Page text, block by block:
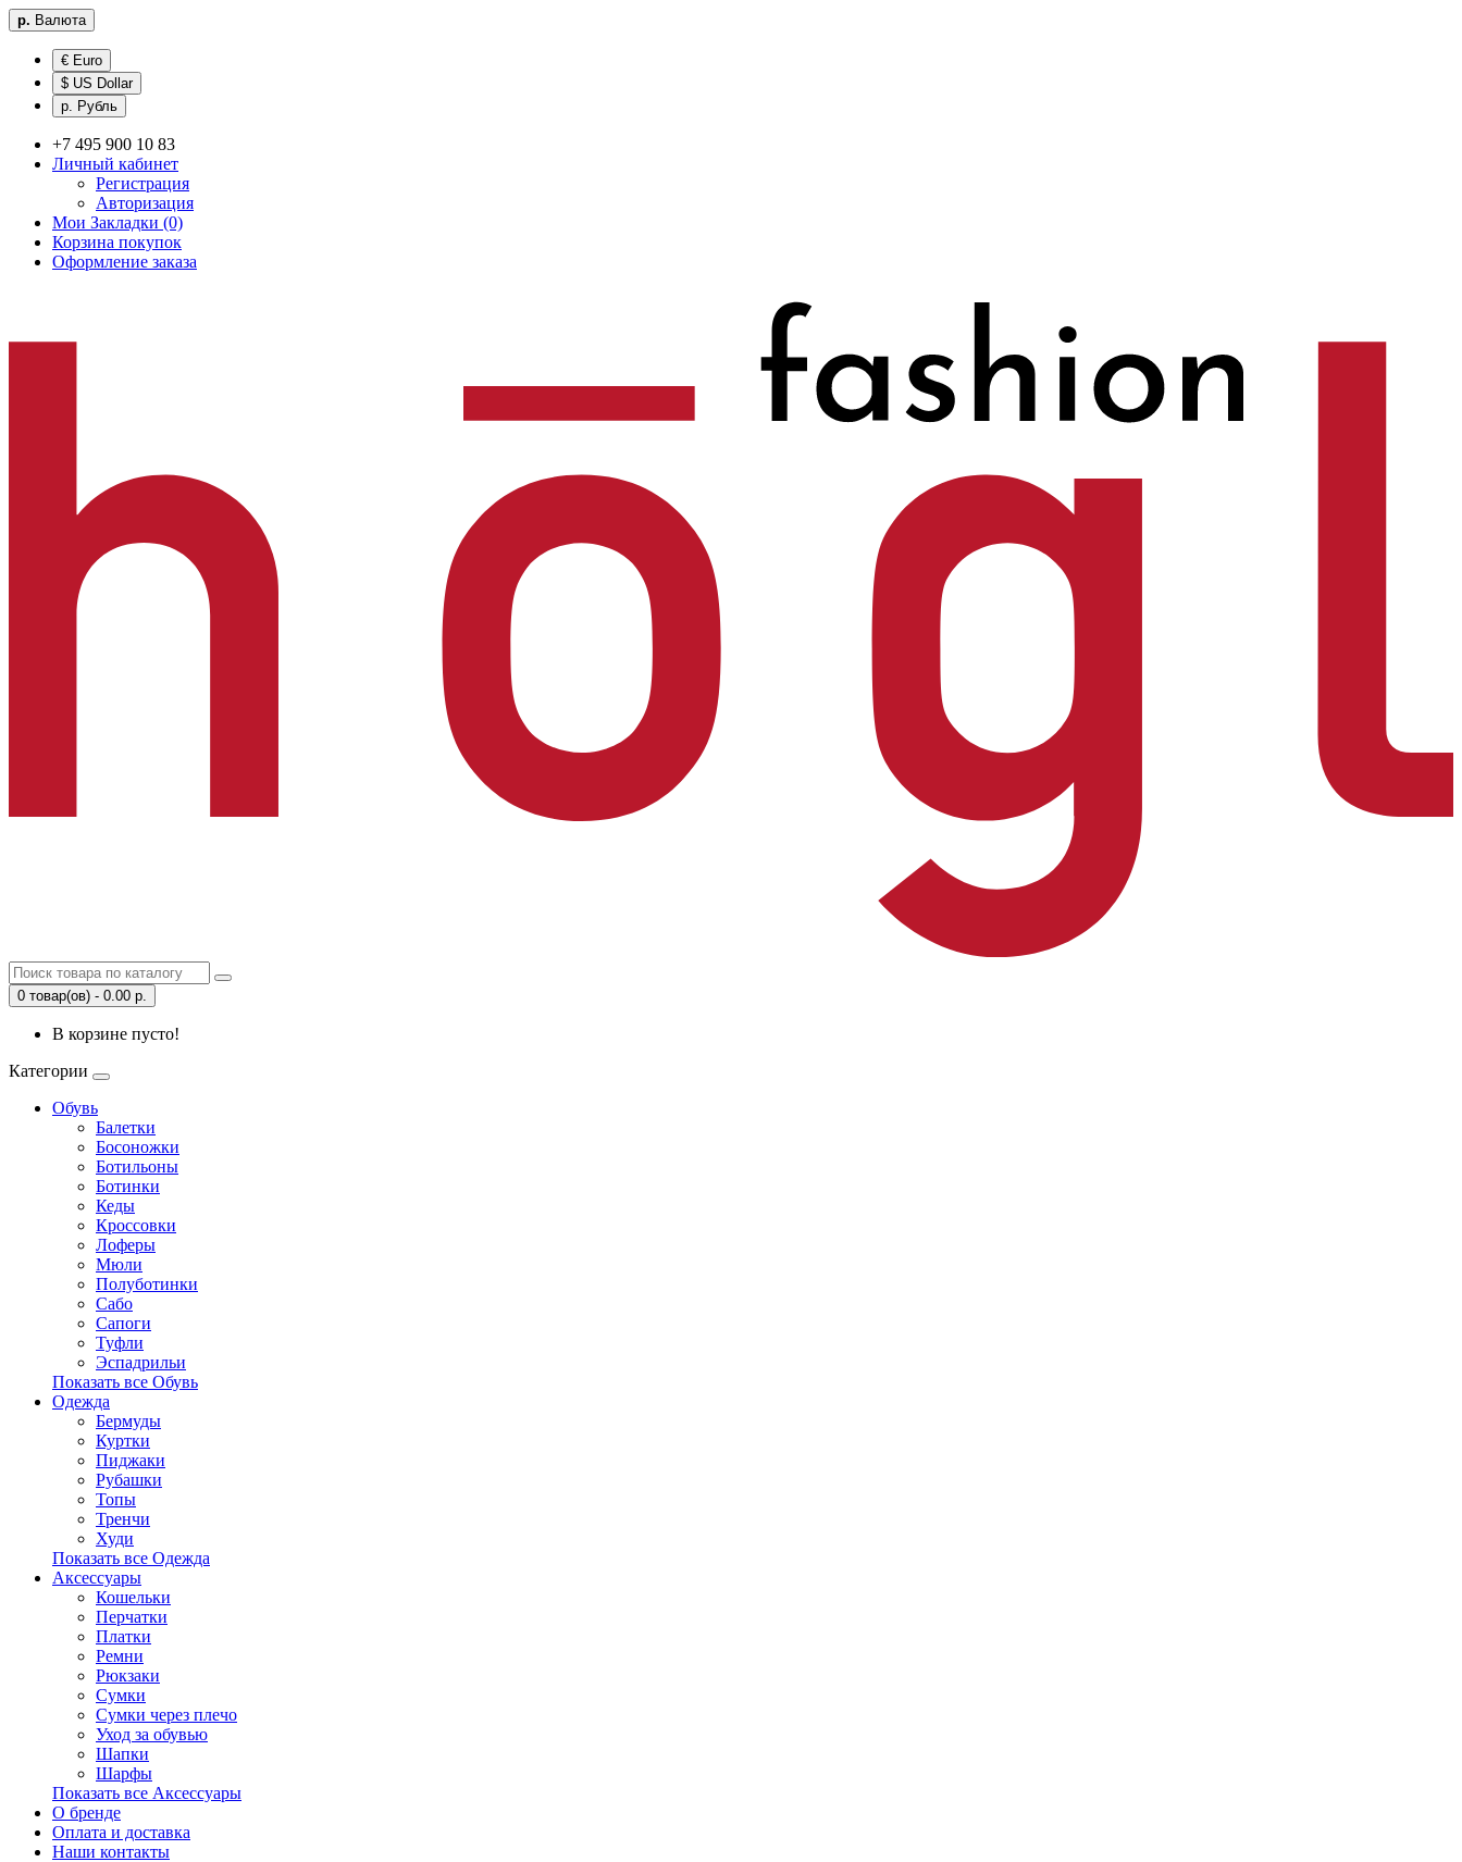
р. Валюта
€ Euro
$ US Dollar
р. Рубль
+7 495 900 10 83
Личный кабинет
Регистрация
Авторизация
Мои Закладки (0)
Корзина покупок
Оформление заказа
0 товар(ов) - 0.00 р.
В корзине пусто!
Категории
Обувь
Балетки
Босоножки
Ботильоны
Ботинки
Кеды
Кроссовки
Лоферы
Мюли
Полуботинки
Сабо
Сапоги
Туфли
Эспадрильи
Показать все Обувь
Одежда
Бермуды
Куртки
Пиджаки
Рубашки
Топы
Тренчи
Худи
Показать все Одежда
Аксессуары
Кошельки
Перчатки
Платки
Ремни
Рюкзаки
Сумки
Сумки через плечо
Уход за обувью
Шапки
Шарфы
Показать все Аксессуары
О бренде
Оплата и доставка
Наши контакты